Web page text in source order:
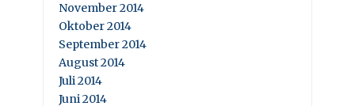
November 2014
Oktober 2014
September 2014
August 2014
Juli 2014
Juni 2014